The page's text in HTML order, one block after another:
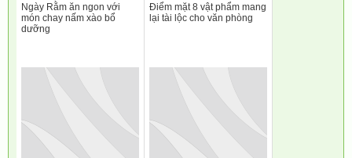
Ngày Rằm ăn ngon với
món chay nấm xào bổ
dưỡng
Điểm mặt 8 vật phẩm mang
lại tài lộc cho văn phòng